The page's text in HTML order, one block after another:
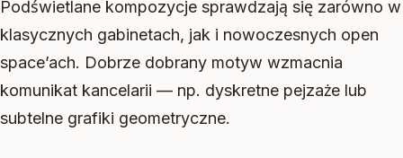
Podświetlane kompozycje sprawdzają się zarówno w
klasycznych gabinetach, jak i nowoczesnych open
space’ach. Dobrze dobrany motyw wzmacnia
komunikat kancelarii — np. dyskretne pejzaże lub
subtelne grafiki geometryczne.